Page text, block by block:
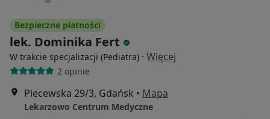
Bezpieczne płatności
lek. Dominika Fert
W trakcie specjalizacji (Pediatra) · Więcej
2 opinie
Piecewska 29/3, Gdańsk • Mapa
Lekarzowo Centrum Medyczne